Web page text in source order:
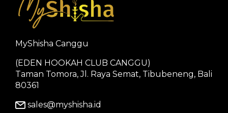
MyShisha Canggu
(EDEN HOOKAH CLUB CANGGU)
Taman Tomora, Jl. Raya Semat, Tibubeneng, Bali
80361
sales@myshisha.id